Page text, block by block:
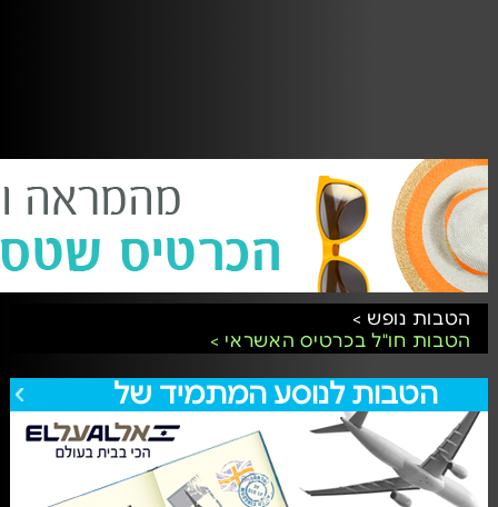
הטבות נופש >
הטבות חו"ל בכרטיס האשראי >
הטבות לנוסע המתמיד של
אל-על
לכל הצעות הטבות לנוסע המתמיד של אל-על